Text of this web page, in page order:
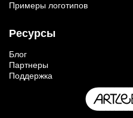
Примеры логотипов
Ресурсы
Блог
Партнеры
Поддержка